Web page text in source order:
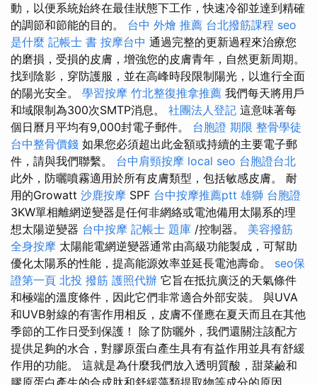
動，以便系統始終在最佳狀態下工作，快速冷卻並達到精確
的調節和節能的目的。 台中 外燴 推薦 台北撥筋課程 seo
是什麼 記帳士 書 按摩台中 通過完整的更新過程來治療您
的磨損，受損的皮膚，增強您的皮膚青年，自然更新周期。
找到陰影，穿防護服，並在高峰時段限制陽光，以進行全面
的陽光安全。 學習按摩 竹北整復推拿推薦 我們每天將用戶
和域限制為300次SMTP消息。 社團法人登記 這意味著每
個日曆月平均有9,000封電子郵件。 台胞證 期限 整骨學徒
台中整骨價錢 如果您必須超出此金額或持續的主要電子郵
件，請與我們聯繫。 台中肩頸按摩 local seo 台胞證台北
此外，防曬噴霧適用於所有皮膚類型，包括敏感皮膚。 耐
用的Growatt 沙鹿按摩 SPF 台中按摩推薦ptt 雄獅 台胞證
3KW單相離網逆變器是任何非網絡或電池備用太陽系的理
想太陽逆變器 台中按摩 記帳士 題庫 /控制器。 美容撥筋
全身按摩 太陽能電網逆變器通常由高級功能製成，可幫助
優化太陽系的性能，提高能源效率並延長電池壽命。 seo保
證第一頁 北投 撥筋 護照代辦 它旨在抵抗廣泛的天氣條件
和極端的溫度條件，因此它們非常適合外部安裝。 與UVA
和UVB射線的有害作用相反，皮膚不僅應在夏天而且在其他
季節的工作日受到保護！ 除了防曬外，我們還關注該配方
提供足夠的水合，對膠原蛋白產生具有有益作用並具有舒緩
作用的功能。 這就是為什麼我們放入透明質酸，甜菜鹼和
膠原蛋白產生的合成肽和舒緩藻類提取物等成分的原因。